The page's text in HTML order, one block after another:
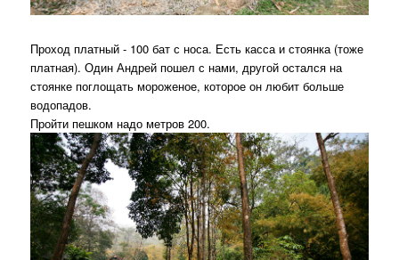
Проход платный - 100 бат с носа. Есть касса и стоянка (тоже
платная). Один Андрей пошел с нами, другой остался на
стоянке поглощать мороженое, которое он любит больше
водопадов.
Пройти пешком надо метров 200.